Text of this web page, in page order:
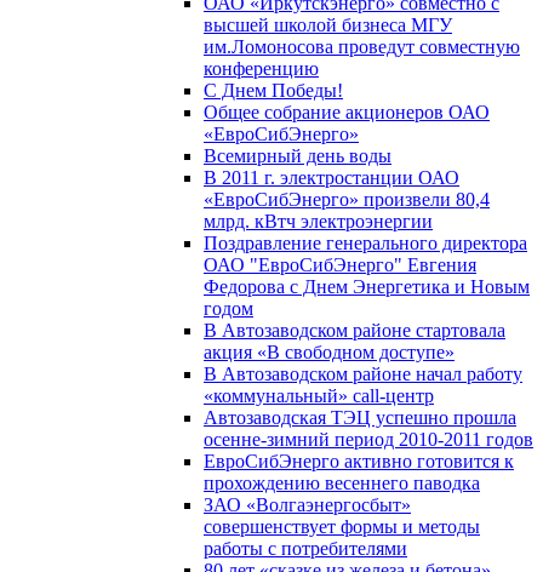
высшей школой бизнеса МГУ
им.Ломоносова проведут совместную
конференцию
С Днем Победы!
Общее собрание акционеров ОАО
«ЕвроСибЭнерго»
Всемирный день воды
В 2011 г. электростанции ОАО
«ЕвроСибЭнерго» произвели 80,4
млрд. кВтч электроэнергии
Поздравление генерального директора
ОАО "ЕвроСибЭнерго" Евгения
Федорова с Днем Энергетика и Новым
годом
В Автозаводском районе стартовала
акция «В свободном доступе»
В Автозаводском районе начал работу
«коммунальный» call-центр
Автозаводская ТЭЦ успешно прошла
осенне-зимний период 2010-2011 годов
ЕвроСибЭнерго активно готовится к
прохождению весеннего паводка
ЗАО «Волгаэнергосбыт»
совершенствует формы и методы
работы с потребителями